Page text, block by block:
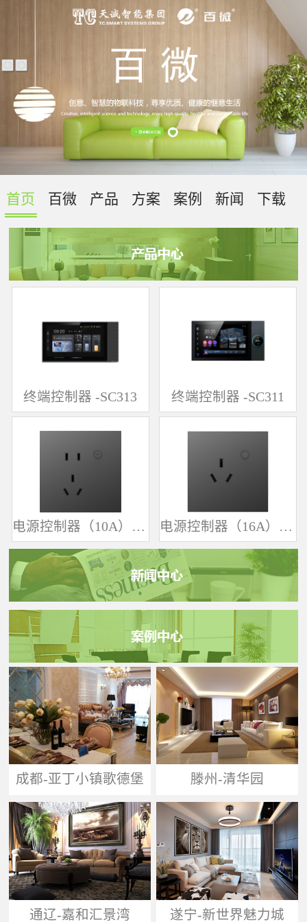
首页 百微 产品 方案 案例 新闻 下载
终端控制器 -SC313 终端控制器 -SC311
电源控制器（10A）-SK361 电源控制器（16A）-SK342
成都-亚丁小镇歌德堡 滕州-清华园
通辽-嘉和汇景湾 遂宁-新世界魅力城